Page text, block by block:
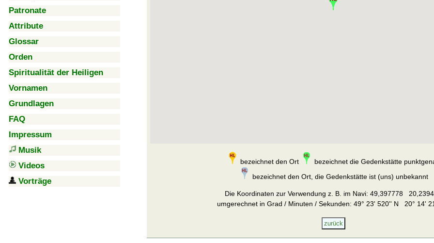
Patronate
Attribute
Glossar
Orden
Spiritualität der Heiligen
Vornamen
Grundlagen
FAQ
Impressum
Musik
Videos
Vorträge
bezeichnet den Ort
bezeichnet die Gedenkstätte
bezeichnet den Ort, die Gedenkstätte ist (uns) unbekannt
Die Koordinaten zur Verwendung z. B. im Navi: 49,397778
umgerechnet in Grad / Minuten / Sekunden: 49° 23' 520'' N 20° 14'